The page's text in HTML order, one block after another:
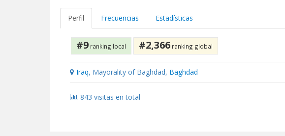
Perfil Frecuencias Estadísticas
#9 ranking local #2,366 ranking global
Iraq, Mayorality of Baghdad, Baghdad
843 visitas en total